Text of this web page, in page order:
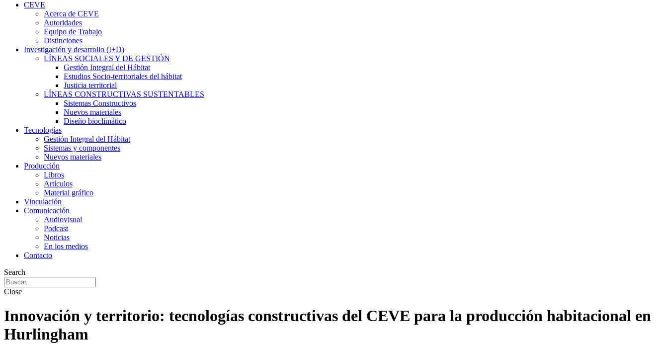
CEVE
Acerca de CEVE
Autoridades
Equipo de Trabajo
Distinciones
Investigación y desarrollo (I+D)
LÍNEAS SOCIALES Y DE GESTIÓN
Gestión Integral del Hábitat
Estudios Socio-territoriales del hábitat
Justicia territorial
LÍNEAS CONSTRUCTIVAS SUSTENTABLES
Sistemas Constructivos
Nuevos materiales
Diseño bioclimático
Tecnologías
Gestión Integral del Hábitat
Sistemas y componentes
Nuevos materiales
Producción
Libros
Artículos
Material gráfico
Vinculación
Comunicación
Audiovisual
Podcast
Noticias
En los medios
Contacto
Search
Close
Innovación y territorio: tecnologías constructivas del CEVE para la producción habitacional en
Hurlingham